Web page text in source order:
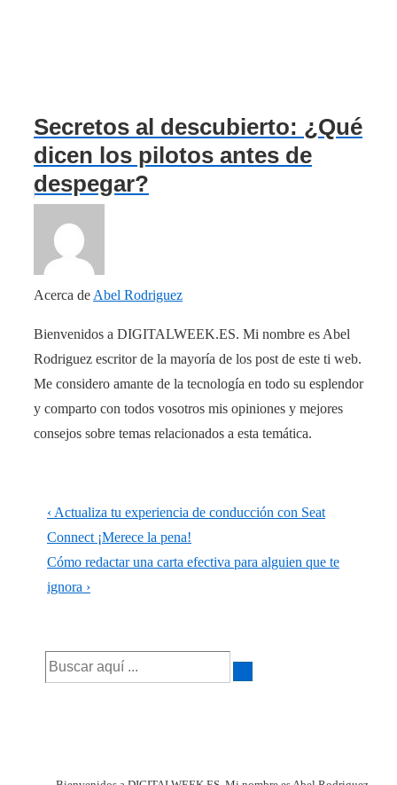
Secretos al descubierto: ¿Qué
dicen los pilotos antes de
despegar?
Acerca de Abel Rodriguez
Bienvenidos a DIGITALWEEK.ES. Mi nombre es Abel
Rodriguez escritor de la mayoría de los post de este ti web.
Me considero amante de la tecnología en todo su esplendor
y comparto con todos vosotros mis opiniones y mejores
consejos sobre temas relacionados a esta temática.
Navegación
de
entradas
La
entrada
anterior
es
‹ Actualiza tu experiencia de conducción con Seat
Connect ¡Merece la pena!
La
entrada
Cómo redactar una carta efectiva para alguien que te
ignora ›
Buscar